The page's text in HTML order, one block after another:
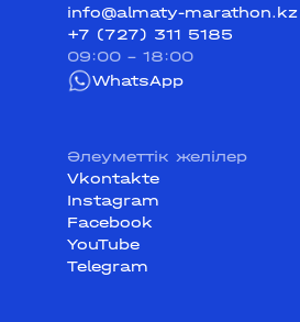
info@almaty-marathon.kz
+7 (727) 311 5185
09:00 - 18:00
WhatsApp
Әлеуметтік желілер
Vkontakte
Instagram
Facebook
YouTube
Telegram